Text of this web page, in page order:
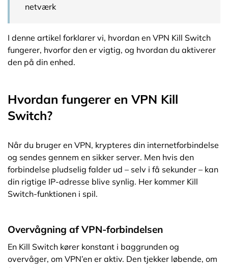
netværk
I denne artikel forklarer vi, hvordan en VPN Kill Switch
fungerer, hvorfor den er vigtig, og hvordan du aktiverer
den på din enhed.
Hvordan fungerer en VPN Kill
Switch?
Når du bruger en VPN, krypteres din internetforbindelse
og sendes gennem en sikker server. Men hvis den
forbindelse pludselig falder ud – selv i få sekunder – kan
din rigtige IP-adresse blive synlig. Her kommer Kill
Switch-funktionen i spil.
Overvågning af VPN-forbindelsen
En Kill Switch kører konstant i baggrunden og
overvåger, om VPN’en er aktiv. Den tjekker løbende, om